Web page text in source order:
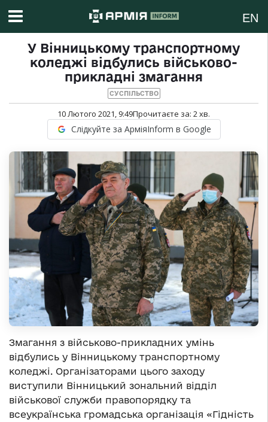
EN
У Вінницькому транспортному
коледжі відбулись військово-
прикладні змагання
СУСПІЛЬСТВО
10 Лютого 2021, 9:49Прочитаєте за: 2хв.
Слідкуйте за АрміяInform в Google
Змагання з військово-прикладних умінь
відбулись у Вінницькому транспортному
коледжі. Організаторами цього заходу
виступили Вінницький зональний відділ
військової служби правопорядку та
всеукраїнська громадська організація «Гідність